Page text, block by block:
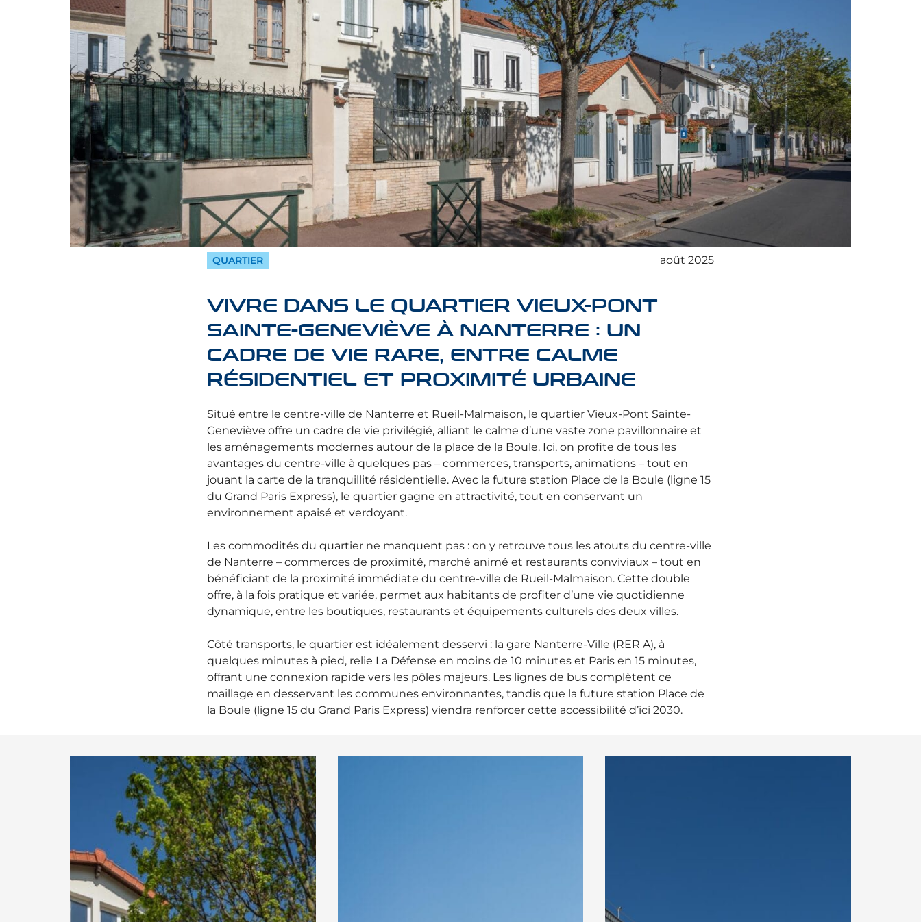
QUARTIER août 2025
VIVRE DANS LE QUARTIER VIEUX-PONT
SAINTE-GENEVIÈVE À NANTERRE : UN
CADRE DE VIE RARE, ENTRE CALME
RÉSIDENTIEL ET PROXIMITÉ URBAINE
Situé entre le centre-ville de Nanterre et Rueil-Malmaison, le quartier Vieux-Pont Sainte-
Geneviève offre un cadre de vie privilégié, alliant le calme d’une vaste zone pavillonnaire et
les aménagements modernes autour de la place de la Boule. Ici, on profite de tous les
avantages du centre-ville à quelques pas – commerces, transports, animations – tout en
jouant la carte de la tranquillité résidentielle. Avec la future station Place de la Boule (ligne 15
du Grand Paris Express), le quartier gagne en attractivité, tout en conservant un
environnement apaisé et verdoyant.
Les commodités du quartier ne manquent pas : on y retrouve tous les atouts du centre-ville
de Nanterre – commerces de proximité, marché animé et restaurants conviviaux – tout en
bénéficiant de la proximité immédiate du centre-ville de Rueil-Malmaison. Cette double
offre, à la fois pratique et variée, permet aux habitants de profiter d’une vie quotidienne
dynamique, entre les boutiques, restaurants et équipements culturels des deux villes.
Côté transports, le quartier est idéalement desservi : la gare Nanterre-Ville (RER A), à
quelques minutes à pied, relie La Défense en moins de 10 minutes et Paris en 15 minutes,
offrant une connexion rapide vers les pôles majeurs. Les lignes de bus complètent ce
maillage en desservant les communes environnantes, tandis que la future station Place de
la Boule (ligne 15 du Grand Paris Express) viendra renforcer cette accessibilité d’ici 2030.